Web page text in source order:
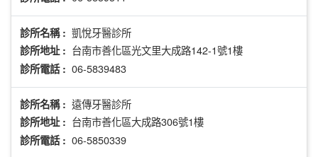
診所名稱 : 凱悅牙醫診所
診所地址 : 台南市善化區光文里大成路142-1號1樓
診所電話 : 06-5839483
診所名稱 : 遠傳牙醫診所
診所地址 : 台南市善化區大成路306號1樓
診所電話 : 06-5850339